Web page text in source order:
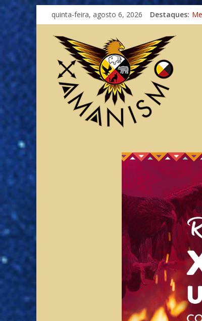
quinta-feira, agosto 6, 2026 Destaques: